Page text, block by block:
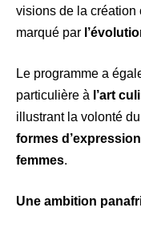
visions de la création
marqué par
Le programme a
particulière à l’art
illustrant la volonté
formes
femmes.
Une ambition